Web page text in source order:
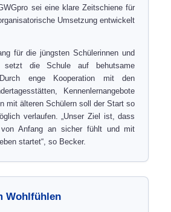
sei eine klare Zeitschiene für
Umsetzung entwickelt
für die jüngsten Schülerinnen und
setzt die Schule auf behutsame
Durch enge Kooperation mit den
Kennenlernangebote
mit älteren Schülern soll der Start so
verlaufen. „Unser Ziel ist, dass
Anfang an sicher fühlt und mit
startet“, so Becker.
Wohlfühlen